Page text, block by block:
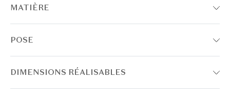
MATIÈRE
POSE
DIMENSIONS RÉALISABLES